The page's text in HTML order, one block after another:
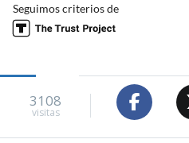
Seguimos criterios de
3108
visitas